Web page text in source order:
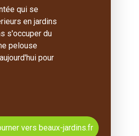
qui se
en jardins
s'occuper du
pelouse
pour
vers beaux-jardins.fr